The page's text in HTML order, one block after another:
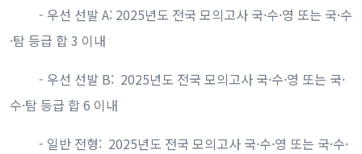
- 우선 선발 A: 2025년도 전국 모의고사 국·수·영 또는 국·수
·탐 등급 합 3 이내
- 우선 선발 B: 2025년도 전국 모의고사 국·수·영 또는 국·
수·탐 등급 합 6 이내
- 일반 전형: 2025년도 전국 모의고사 국·수·영 또는 국·수·